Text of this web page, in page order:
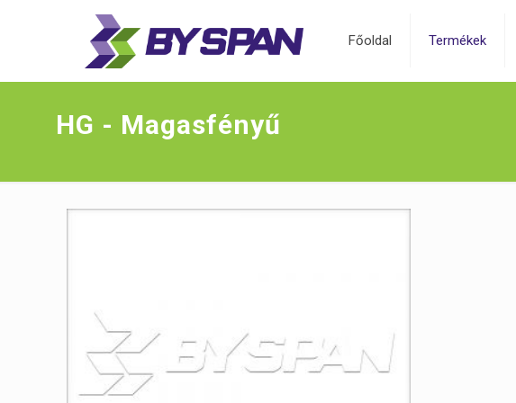
Főoldal Termékek
HG - Magasfényű